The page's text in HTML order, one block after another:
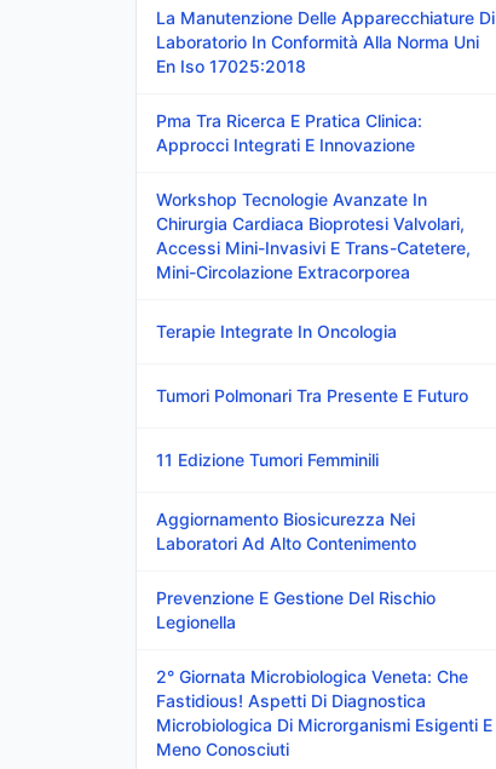
La Manutenzione Delle Apparecchiature Di
Laboratorio In Conformità Alla Norma Uni
En Iso 17025:2018
Pma Tra Ricerca E Pratica Clinica:
Approcci Integrati E Innovazione
Workshop Tecnologie Avanzate In
Chirurgia Cardiaca Bioprotesi Valvolari,
Accessi Mini-Invasivi E Trans-Catetere,
Mini-Circolazione Extracorporea
Terapie Integrate In Oncologia
Tumori Polmonari Tra Presente E Futuro
11 Edizione Tumori Femminili
Aggiornamento Biosicurezza Nei
Laboratori Ad Alto Contenimento
Prevenzione E Gestione Del Rischio
Legionella
2° Giornata Microbiologica Veneta: Che
Fastidious! Aspetti Di Diagnostica
Microbiologica Di Microrganismi Esigenti E
Meno Conosciuti